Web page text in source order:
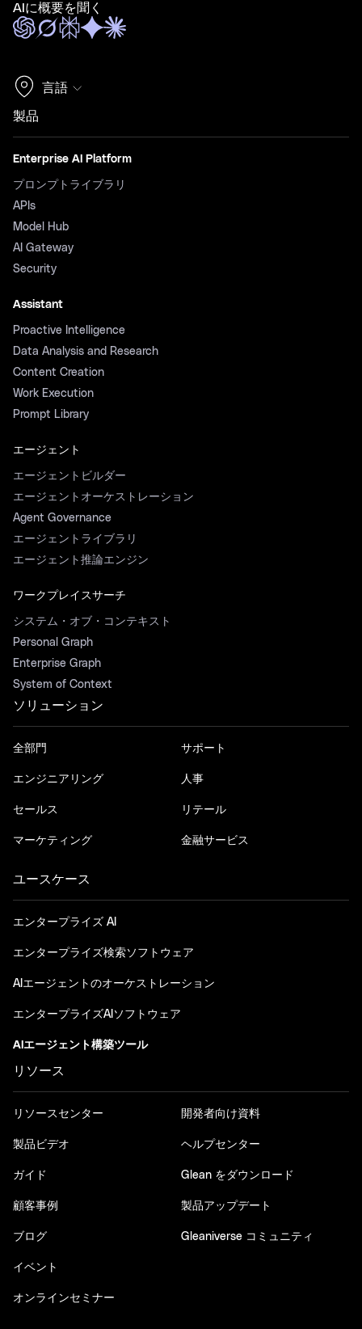
AIに概要を聞く
言語
製品
Enterprise AI Platform
プロンプトライブラリ
APIs
Model Hub
AI Gateway
Security
Assistant
Proactive Intelligence
Data Analysis and Research
Content Creation
Work Execution
Prompt Library
エージェント
エージェントビルダー
エージェントオーケストレーション
Agent Governance
エージェントライブラリ
エージェント推論エンジン
ワークプレイスサーチ
システム・オブ・コンテキスト
Personal Graph
Enterprise Graph
System of Context
ソリューション
全部門
エンジニアリング
セールス
マーケティング
サポート
人事
リテール
金融サービス
ユースケース
エンタープライズ AI
エンタープライズ検索ソフトウェア
AIエージェントのオーケストレーション
エンタープライズAIソフトウェア
AIエージェント構築ツール
リソース
リソースセンター
製品ビデオ
ガイド
顧客事例
ブログ
イベント
オンラインセミナー
開発者向け資料
ヘルプセンター
Glean をダウンロード
製品アップデート
Gleaniverse コミュニティ